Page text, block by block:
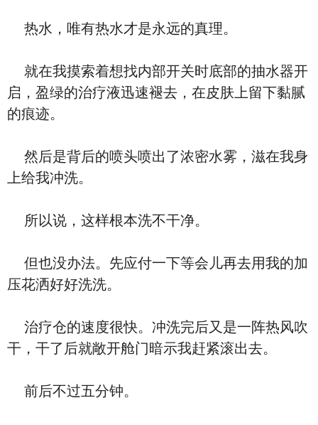
热水，唯有热水才是永远的真理。
就在我摸索着想找内部开关时底部的抽水器开
启，盈绿的治疗液迅速褪去，在皮肤上留下黏腻
的痕迹。
然后是背后的喷头喷出了浓密水雾，滋在我身
上给我冲洗。
所以说，这样根本洗不干净。
但也没办法。先应付一下等会儿再去用我的加
压花洒好好洗洗。
治疗仓的速度很快。冲洗完后又是一阵热风吹
干，干了后就敞开舱门暗示我赶紧滚出去。
前后不过五分钟。